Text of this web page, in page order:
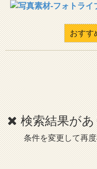
おすす
検索結果があ
条件を変更して再